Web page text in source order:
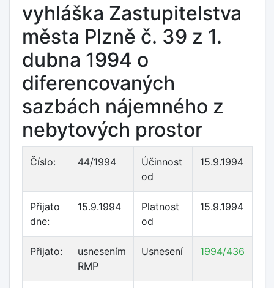
vyhláška Zastupitelstva
města Plzně č. 39 z 1.
dubna 1994 o
diferencovaných
sazbách nájemného z
nebytových prostor
Číslo: 44/1994
Účinnost
od
15.9.1994
Přijato
dne:
15.9.1994
Platnost
od
15.9.1994
Přijato:
usnesením
RMP
Usnesení 1994/436